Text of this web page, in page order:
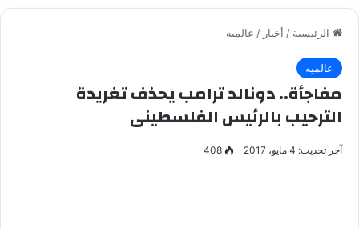
الرئيسية / أخبار / عالميه
عالميه
مفاجأة.. دونالد ترامب يحذف تغريدة
الترحيب بالرئيس الفلسطينى
آخر تحديث: 4 مايو، 2017 408